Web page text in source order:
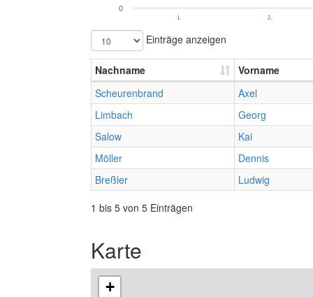
1. 2.
0
Einträge anzeigen
Nachname
Vorname
Scheurenbrand
Axel
Limbach
Georg
Salow
Kai
Möller
Dennis
Breßler
Ludwig
1 bis 5 von 5 Einträgen
Karte
+